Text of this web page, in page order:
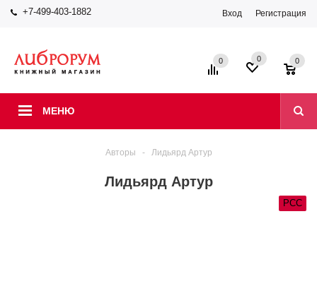
+7-499-403-1882 Вход Регистрация
МЕНЮ
0 0 0
Авторы - Лидьярд Артур
Лидьярд Артур
РСС